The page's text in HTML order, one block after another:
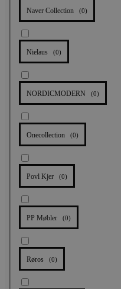
Naver Collection (0)
Nielaus (0)
NORDICMODERN (0)
Onecollection (0)
Povl Kjer (0)
PP Møbler (0)
Røros (0)